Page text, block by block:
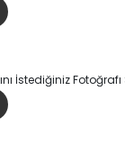
İstediğiniz